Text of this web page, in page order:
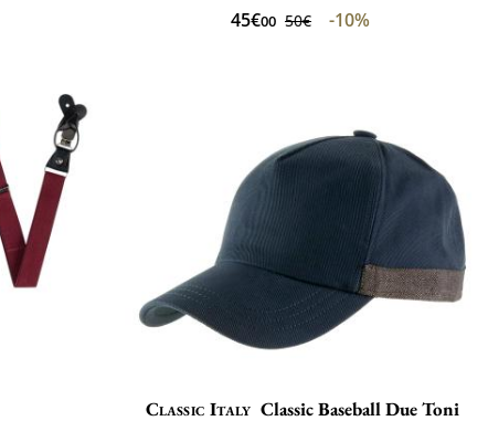
45€00 50€ -10%
Classic Italy Classic Baseball Due Toni